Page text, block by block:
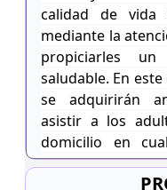
calidad de vida
mediante la
propiciarles
saludable. En
se adquirirán
asistir a los
domicilio en
ahorrarles el
tiempo en